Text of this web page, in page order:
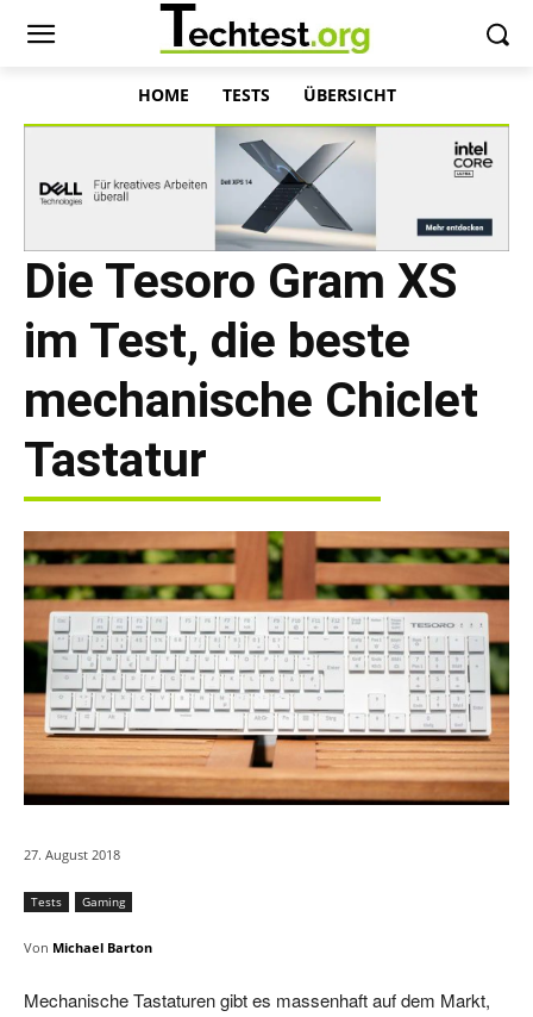
HOME TESTS ÜBERSICHT
Die Tesoro Gram XS
im Test, die beste
mechanische Chiclet
Tastatur
27. August 2018
Tests Gaming
Von Michael Barton
Mechanische Tastaturen gibt es massenhaft auf dem Markt,